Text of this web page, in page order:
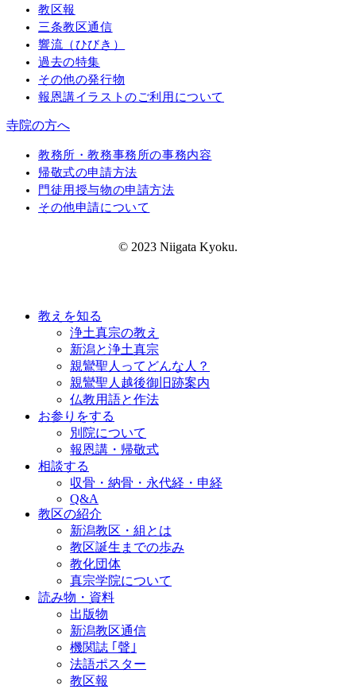
教区報
三条教区通信
響流（ひびき）
過去の特集
その他の発行物
報恩講イラストのご利用について
寺院の方へ
教務所・教務事務所の事務内容
帰敬式の申請方法
門徒用授与物の申請方法
その他申請について
© 2023 Niigata Kyoku.
教えを知る
浄土真宗の教え
新潟と浄土真宗
親鸞聖人ってどんな人？
親鸞聖人越後御旧跡案内
仏教用語と作法
お参りをする
別院について
報恩講・帰敬式
相談する
収骨・納骨・永代経・申経
Q&A
教区の紹介
新潟教区・組とは
教区誕生までの歩み
教化団体
真宗学院について
読み物・資料
出版物
新潟教区通信
機関誌 ｢聲｣
法語ポスター
教区報